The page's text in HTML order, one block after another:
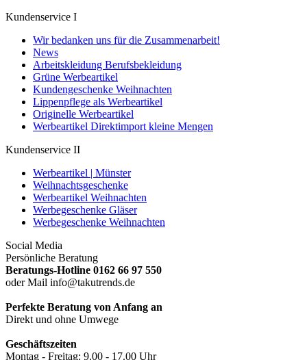
Kundenservice I
Wir bedanken uns für die Zusammenarbeit!
News
Arbeitskleidung Berufsbekleidung
Grüne Werbeartikel
Kundengeschenke Weihnachten
Lippenpflege als Werbeartikel
Originelle Werbeartikel
Werbeartikel Direktimport kleine Mengen
Kundenservice II
Werbeartikel | Münster
Weihnachtsgeschenke
Werbeartikel Weihnachten
Werbegeschenke Gläser
Werbegeschenke Weihnachten
Social Media
Persönliche Beratung
Beratungs-Hotline 0162 66 97 550
oder Mail info@takutrends.de
Perfekte Beratung von Anfang an
Direkt und ohne Umwege
Geschäftszeiten
Montag - Freitag: 9.00 - 17.00 Uhr